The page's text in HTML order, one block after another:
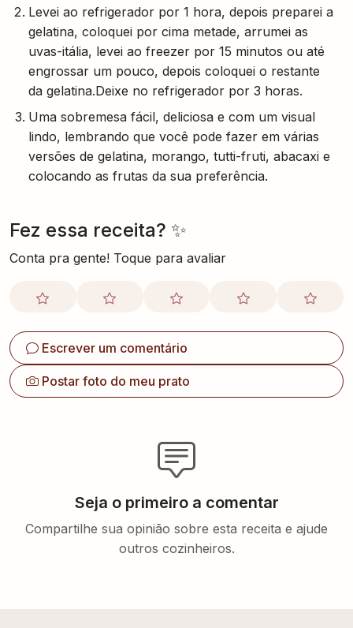
Levei ao refrigerador por 1 hora, depois preparei a
gelatina, coloquei por cima metade, arrumei as
uvas-itália, levei ao freezer por 15 minutos ou até
engrossar um pouco, depois coloquei o restante
da gelatina.Deixe no refrigerador por 3 horas.
Uma sobremesa fácil, deliciosa e com um visual
lindo, lembrando que você pode fazer em várias
versões de gelatina, morango, tutti-fruti, abacaxi e
colocando as frutas da sua preferência.
Fez essa receita? ✨
Conta pra gente! Toque para avaliar
Escrever um comentário
Postar foto do meu prato
Seja o primeiro a comentar
Compartilhe sua opinião sobre esta receita e ajude
outros cozinheiros.